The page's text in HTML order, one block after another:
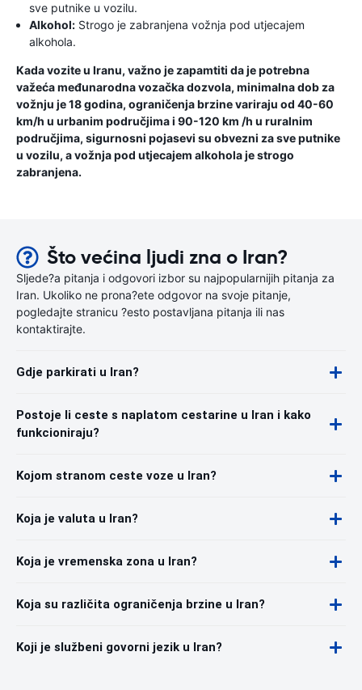
sve putnike u vozilu.
Alkohol: Strogo je zabranjena vožnja pod utjecajem
alkohola.
Kada vozite u Iranu, važno je zapamtiti da je potrebna
važeća međunarodna vozačka dozvola, minimalna dob za
vožnju je 18 godina, ograničenja brzine variraju od 40-60
km/h u urbanim područjima i 90-120 km /h u ruralnim
područjima, sigurnosni pojasevi su obvezni za sve putnike
u vozilu, a vožnja pod utjecajem alkohola je strogo
zabranjena.
Što većina ljudi zna o Iran?
Sljede?a pitanja i odgovori izbor su najpopularnijih pitanja za
Iran. Ukoliko ne prona?ete odgovor na svoje pitanje,
pogledajte stranicu ?esto postavljana pitanja ili nas
kontaktirajte.
Gdje parkirati u Iran?
Postoje li ceste s naplatom cestarine u Iran i kako
funkcioniraju?
Kojom stranom ceste voze u Iran?
Koja je valuta u Iran?
Koja je vremenska zona u Iran?
Koja su različita ograničenja brzine u Iran?
Koji je službeni govorni jezik u Iran?